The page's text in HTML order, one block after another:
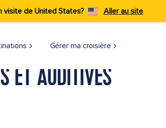
visite de United States? Aller au site
Gérer ma croisière
ET AUDITIVES